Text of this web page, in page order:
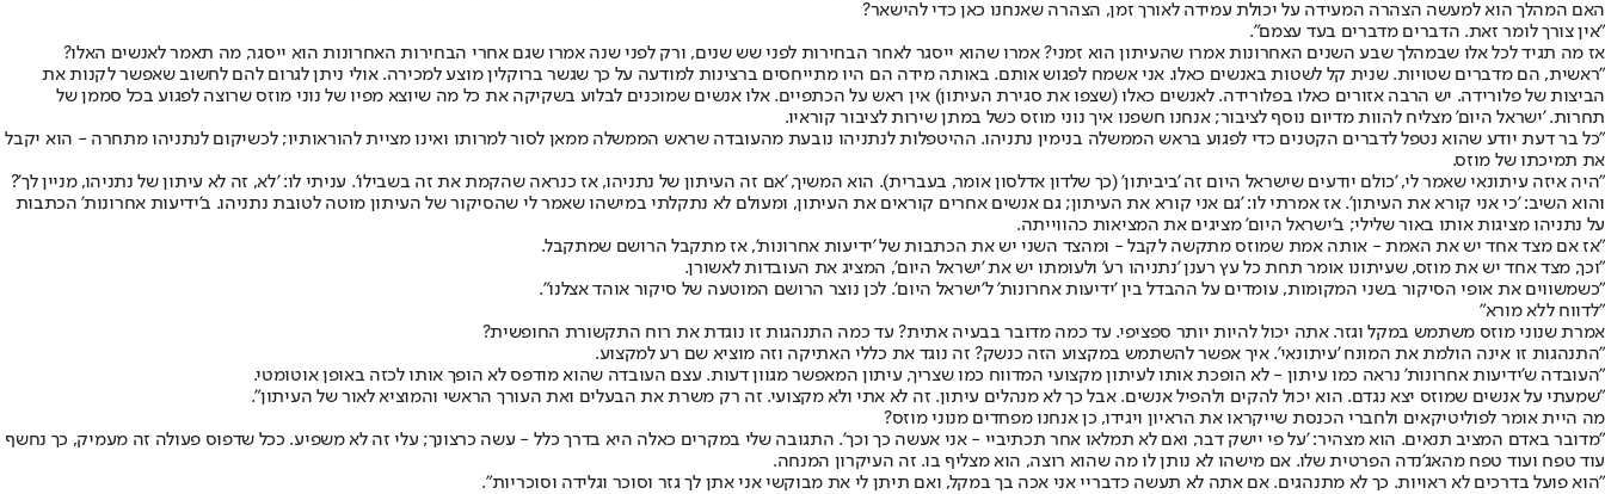
האם המהלך הוא למעשה הצהרה המעידה על יכולת עמידה לאורך זמן, הצהרה שאנחנו כאן כדי להישאר?
"אין צורך לומר זאת. הדברים מדברים בעד עצמם".
אז מה תגיד לכל אלו שבמהלך שבע השנים האחרונות אמרו שהעיתון הוא זמני? אמרו שהוא ייסגר לאחר הבחירות לפני שש שנים, ורק לפני שנה אמרו שגם אחרי הבחירות האחרונות הוא ייסגר, מה תאמר לאנשים האלו?
"ראשית, הם מדברים שטויות. שנית קל לשטות באנשים כאלו. אני אשמח לפגוש אותם. באותה מידה הם היו מתייחסים ברצינות למודעה על כך שגשר ברוקלין מוצע למכירה. אולי ניתן לגרום להם לחשוב שאפשר לקנות את
הביצות של פלורידה. יש הרבה אזורים כאלו בפלורידה. לאנשים כאלו (שצפו את סגירת העיתון) אין ראש על הכתפיים. אלו אנשים שמוכנים לבלוע בשקיקה את כל מה שיוצא מפיו של נוני מוזס שרוצה לפגוע בכל סממן של
תחרות. 'ישראל היום' מצליח להוות מדיום נוסף לציבור; אנחנו חשפנו איך נוני מוזס כשל במתן שירות לציבור קוראיו.
"כל בר דעת יודע שהוא נטפל לדברים הקטנים כדי לפגוע בראש הממשלה בנימין נתניהו. ההיטפלות לנתניהו נובעת מהעובדה שראש הממשלה ממאן לסור למרותו ואינו מציית להוראותיו; לכשיקום לנתניהו מתחרה - הוא יקבל
את תמיכתו של מוזס.
"היה איזה עיתונאי שאמר לי, 'כולם יודעים שישראל היום זה 'ביביתון' (כך שלדון אדלסון אומר, בעברית). הוא המשיך, 'אם זה העיתון של נתניהו, אז כנראה שהקמת את זה בשבילו'. עניתי לו: 'לא, זה לא עיתון של נתניהו, מניין לך'?
והוא השיב: 'כי אני קורא את העיתון'. אז אמרתי לו: 'גם אני קורא את העיתון; גם אנשים אחרים קוראים את העיתון, ומעולם לא נתקלתי במישהו שאמר לי שהסיקור של העיתון מוטה לטובת נתניהו. ב'ידיעות אחרונות' הכתבות
על נתניהו מציגות אותו באור שלילי; ב'ישראל היום' מציגים את המציאות כהווייתה.
"אז אם מצד אחד יש את האמת - אותה אמת שמוזס מתקשה לקבל - ומהצד השני יש את הכתבות של 'ידיעות אחרונות', אז מתקבל הרושם שמתקבל.
"וכך, מצד אחד יש את מוזס, שעיתונו אומר תחת כל עץ רענן 'נתניהו רע' ולעומתו יש את 'ישראל היום', המציג את העובדות לאשורן.
"כשמשווים את אופי הסיקור בשני המקומות, עומדים על ההבדל בין 'ידיעות אחרונות' ל'ישראל היום'. לכן נוצר הרושם המוטעה של סיקור אוהד אצלנו".
"לדווח ללא מורא"
אמרת שנוני מוזס משתמש במקל וגזר. אתה יכול להיות יותר ספציפי. עד כמה מדובר בבעיה אתית? עד כמה התנהגות זו נוגדת את רוח התקשורת החופשית?
"התנהגות זו אינה הולמת את המונח 'עיתונאי'. איך אפשר להשתמש במקצוע הזה כנשק? זה נוגד את כללי האתיקה וזה מוציא שם רע למקצוע.
"העובדה ש'ידיעות אחרונות' נראה כמו עיתון - לא הופכת אותו לעיתון מקצועי המדווח כמו שצריך, עיתון המאפשר מגוון דעות. עצם העובדה שהוא מודפס לא הופך אותו לכזה באופן אוטומטי.
"שמעתי על אנשים שמוזס יצא נגדם. הוא יכול להקים ולהפיל אנשים. אבל כך לא מנהלים עיתון. זה לא אתי ולא מקצועי. זה רק משרת את הבעלים ואת העורך הראשי והמוציא לאור של העיתון".
מה היית אומר לפוליטיקאים ולחברי הכנסת שייקראו את הראיון ויגידו, כן אנחנו מפחדים מנוני מוזס?
"מדובר באדם המציב תנאים. הוא מצהיר: 'על פי יישק דבר, ואם לא תמלאו אחר תכתיביי - אני אעשה כך וכך'. התגובה שלי במקרים כאלה היא בדרך כלל - עשה כרצונך; עלי זה לא משפיע. ככל שדפוס פעולה זה מעמיק, כך נחשף
עוד טפח ועוד טפח מהאג'נדה הפרטית שלו. אם מישהו לא נותן לו מה שהוא רוצה, הוא מצליף בו. זה העיקרון המנחה.
"הוא פועל בדרכים לא ראויות. כך לא מתנהגים. אם אתה לא תעשה כדבריי אני אכה בך במקל, ואם תיתן לי את מבוקשי אני אתן לך גזר וסוכר וגלידה וסוכריות".